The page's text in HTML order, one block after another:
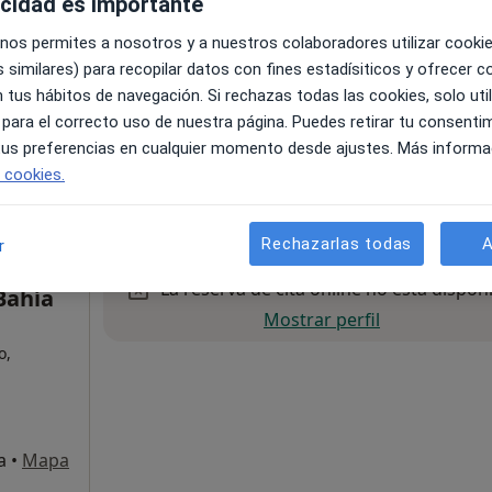
•Mapa
• Mapa
La reserva de cita online no está
Mostrar perfil
permites a nosotros y a nuestros colaboradores utilizar
similares) para recopilar datos con fines estadísiticos y ofrecer
tus hábitos de navegación. Si rechazas todas las cookies, solo
el correcto uso de nuestra página. Puedes retirar tu
preferencias en cualquier momento desde ajustes. Más
cookies.
Rechazarlas todas